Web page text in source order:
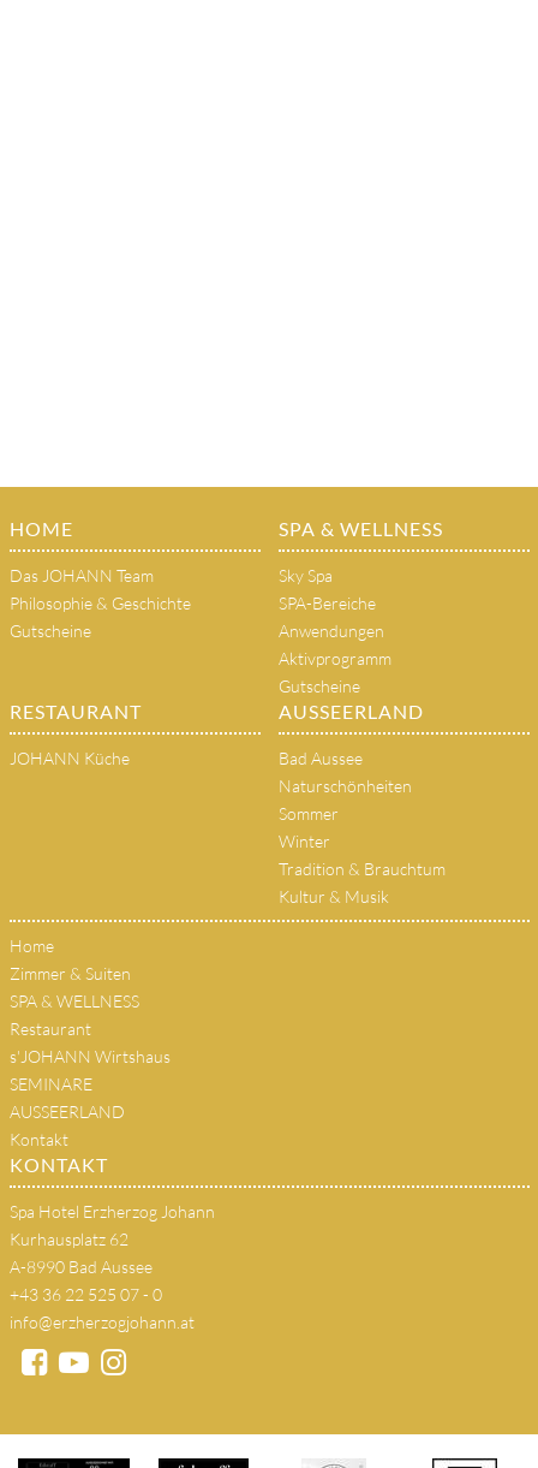
HOME
Das JOHANN Team
Philosophie & Geschichte
Gutscheine
SPA & WELLNESS
Sky Spa
SPA-Bereiche
Anwendungen
Aktivprogramm
Gutscheine
RESTAURANT
JOHANN Küche
AUSSEERLAND
Bad Aussee
Naturschönheiten
Sommer
Winter
Tradition & Brauchtum
Kultur & Musik
Home
Zimmer & Suiten
SPA & WELLNESS
Restaurant
s'JOHANN Wirtshaus
SEMINARE
AUSSEERLAND
Kontakt
KONTAKT
Spa Hotel Erzherzog Johann
Kurhausplatz 62
A-8990 Bad Aussee
+43 36 22 525 07 - 0
info@erzherzogjohann.at